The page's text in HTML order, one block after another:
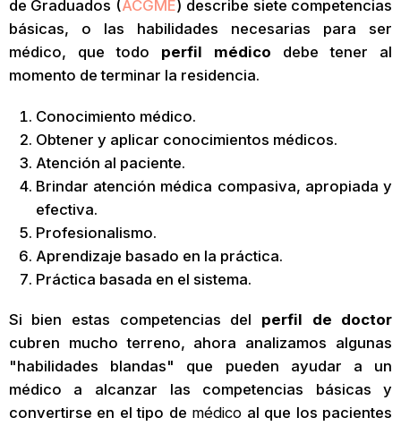
de Graduados (ACGME) describe siete competencias
básicas, o las habilidades necesarias para ser
médico, que todo perfil médico debe tener al
momento de terminar la residencia.
Conocimiento médico.
Obtener y aplicar conocimientos médicos.
Atención al paciente.
Brindar atención médica compasiva, apropiada y
efectiva.
Profesionalismo.
Aprendizaje basado en la práctica.
Práctica basada en el sistema.
Si bien estas competencias del perfil de doctor
cubren mucho terreno, ahora analizamos algunas
"habilidades blandas" que pueden ayudar a un
médico a alcanzar las competencias básicas y
convertirse en el tipo de médico al que los pacientes